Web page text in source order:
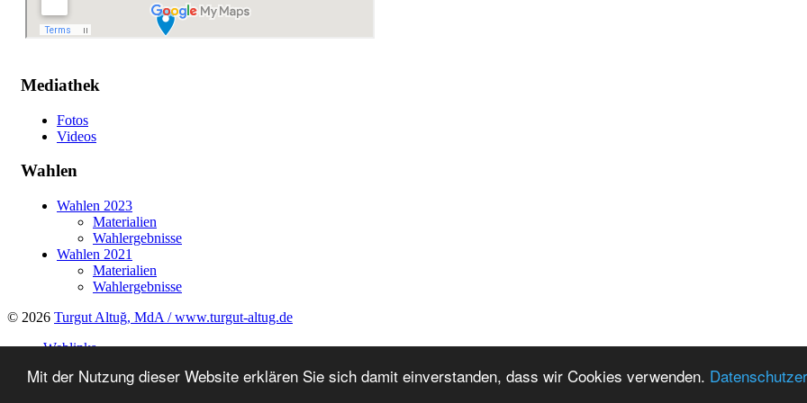
Mit der Nutzung dieser Website erklären Sie sich damit einverstanden, dass wir Cookies verwenden.
Mediathek
Fotos
Videos
Wahlen
Wahlen 2023
Materialien
Wahlergebnisse
Wahlen 2021
Materialien
Wahlergebnisse
© 2026 Turgut Altuğ, MdA / www.turgut-altug.de
Weblinks
Datenschutzerklärung